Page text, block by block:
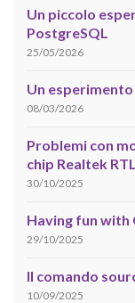
Un piccolo
PostgreSQL
25/05/2026
Un
08/03/2026
Problemi con
chip Realtek
30/10/2025
Having fun with
29/10/2025
Il comando
10/09/2025